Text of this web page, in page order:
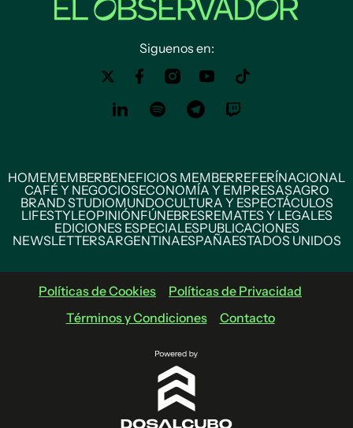
Siguenos en:
HOMEMEMBERBENEFICIOS MEMBERREFERÍNACIONAL
CAFÉ Y NEGOCIOSECONOMÍA Y EMPRESASAGRO
BRAND STUDIOMUNDOCULTURA Y ESPECTÁCULOS
LIFESTYLEOPINIÓNFÚNEBRESREMATES Y LEGALES
EDICIONES ESPECIALESPUBLICACIONES
NEWSLETTERSARGENTINAESPAÑAESTADOS UNIDOS
Políticas de Cookies
Políticas de Privacidad
Términos y Condiciones
Contacto